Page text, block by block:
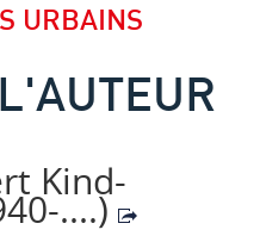
URBAINS
Kind-
....)